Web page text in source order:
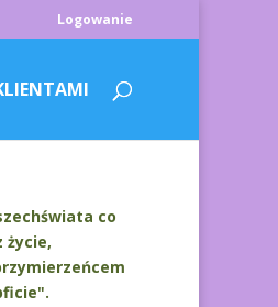
Logowanie
co
życie,